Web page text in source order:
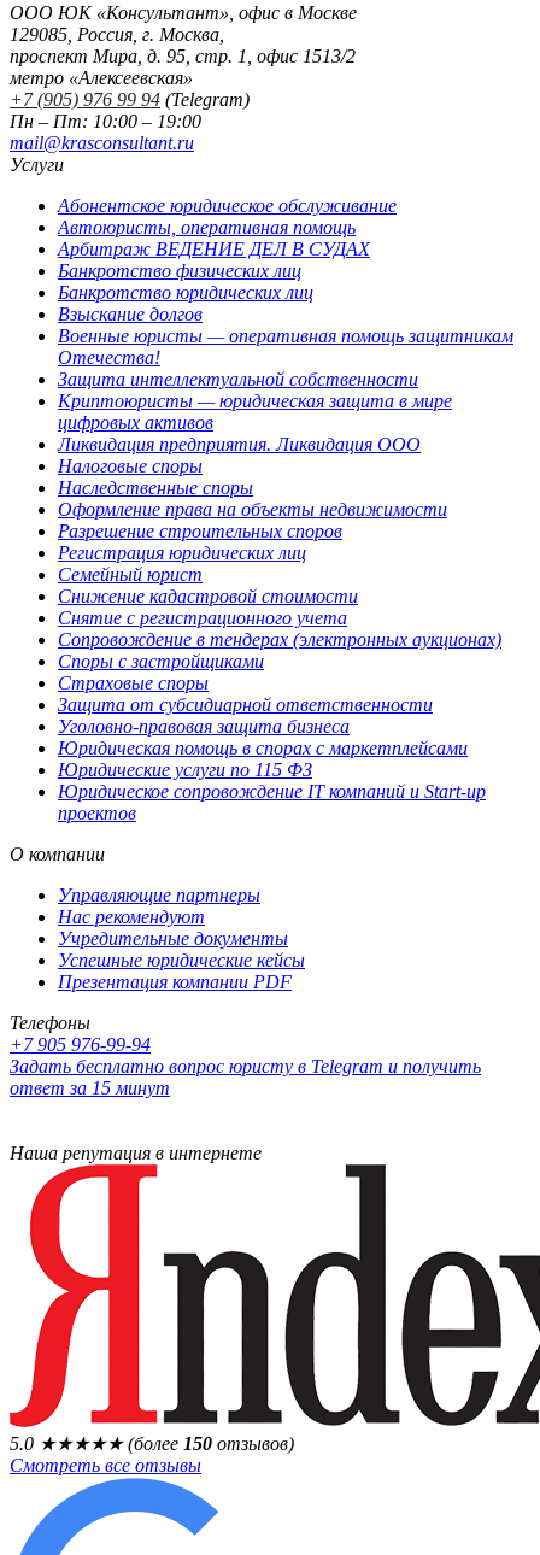
ООО ЮК «Консультант», офис в Москве
129085, Россия, г. Москва,
проспект Мира, д. 95, стр. 1, офис 1513/2
метро «Алексеевская»
+7 (905) 976 99 94 (Telegram)
Пн – Пт: 10:00 – 19:00
mail@krasconsultant.ru
Услуги
Абонентское юридическое обслуживание
Автоюристы, оперативная помощь
Арбитраж ВЕДЕНИЕ ДЕЛ В СУДАХ
Банкротство физических лиц
Банкротство юридических лиц
Взыскание долгов
Военные юристы — оперативная помощь защитникам
Отечества!
Защита интеллектуальной собственности
Криптоюристы — юридическая защита в мире
цифровых активов
Ликвидация предприятия. Ликвидация ООО
Налоговые споры
Наследственные споры
Оформление права на объекты недвижимости
Разрешение строительных споров
Регистрация юридических лиц
Семейный юрист
Снижение кадастровой стоимости
Снятие с регистрационного учета
Сопровождение в тендерах (электронных аукционах)
Споры с застройщиками
Страховые споры
Защита от субсидиарной ответственности
Уголовно-правовая защита бизнеса
Юридическая помощь в спорах с маркетплейсами
Юридические услуги по 115 ФЗ
Юридическое сопровождение IT компаний и Start-up
проектов
О компании
Управляющие партнеры
Нас рекомендуют
Учредительные документы
Успешные юридические кейсы
Презентация компании PDF
Телефоны
+7 905 976-99-94
Задать бесплатно вопрос юристу в Telegram и получить
ответ за 15 минут
Наша репутация в интернете
5.0 ★★★★★ (более 150 отзывов)
Смотреть все отзывы